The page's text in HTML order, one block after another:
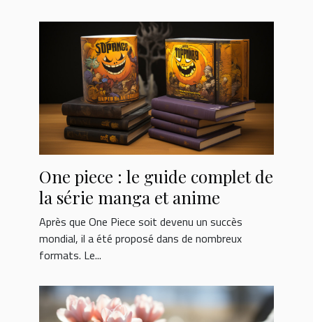
One piece : le guide complet de
la série manga et anime
Après que One Piece soit devenu un succès
mondial, il a été proposé dans de nombreux
formats. Le...